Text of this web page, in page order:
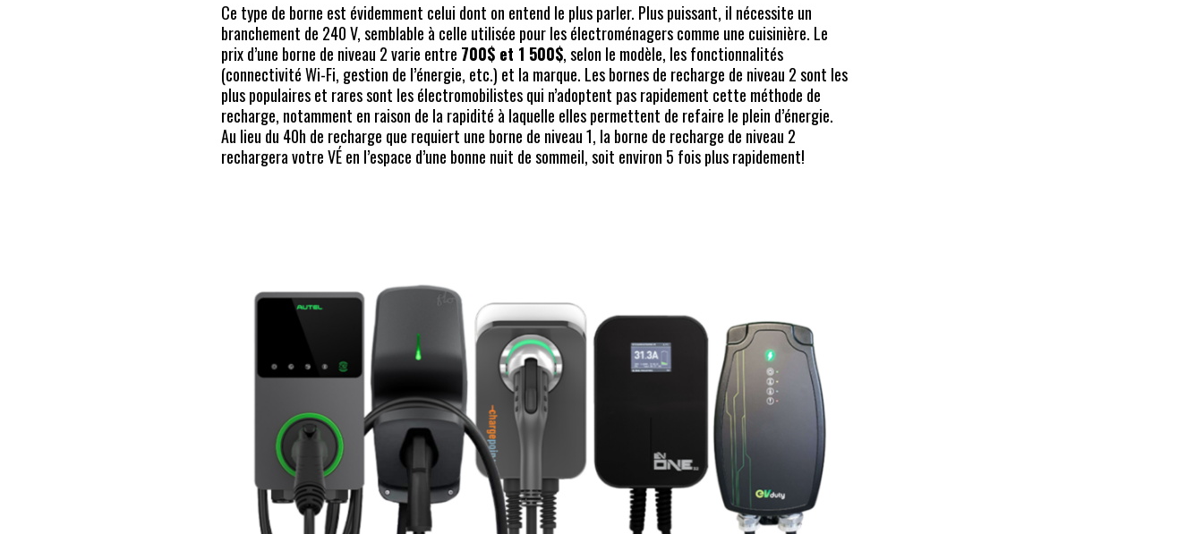
Ce type de borne est évidemment celui dont on entend le plus parler. Plus puissant, il nécessite un
branchement de 240 V, semblable à celle utilisée pour les électroménagers comme une cuisinière. Le
prix d’une borne de niveau 2 varie entre 700$ et 1 500$, selon le modèle, les fonctionnalités
(connectivité Wi-Fi, gestion de l’énergie, etc.) et la marque. Les bornes de recharge de niveau 2 sont les
plus populaires et rares sont les électromobilistes qui n’adoptent pas rapidement cette méthode de
recharge, notamment en raison de la rapidité à laquelle elles permettent de refaire le plein d’énergie.
Au lieu du 40h de recharge que requiert une borne de niveau 1, la borne de recharge de niveau 2
rechargera votre VÉ en l’espace d’une bonne nuit de sommeil, soit environ 5 fois plus rapidement!